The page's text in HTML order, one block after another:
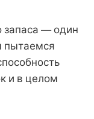
запаса — один
пытаемся
и в целом